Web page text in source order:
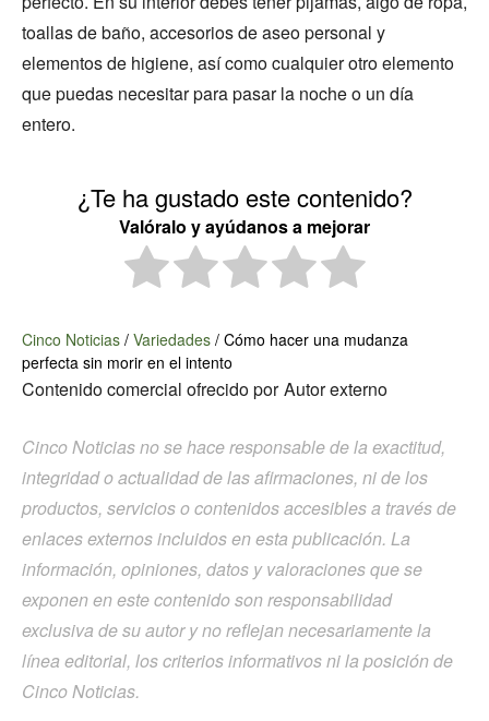
toallas de baño, accesorios de aseo personal y
elementos de higiene, así como cualquier otro elemento
que puedas necesitar para pasar la noche o un día
entero.
¿Te ha gustado este contenido?
Valóralo y ayúdanos a mejorar
Cinco Noticias / Variedades / Cómo hacer una mudanza
perfecta sin morir en el intento
Contenido comercial ofrecido por Autor externo
Cinco Noticias no se hace responsable de la exactitud,
integridad o actualidad de las afirmaciones, ni de los
productos, servicios o contenidos accesibles a través de
enlaces externos incluidos en esta publicación. La
información, opiniones, datos y valoraciones que se
exponen en este contenido son responsabilidad
exclusiva de su autor y no reflejan necesariamente la
línea editorial, los criterios informativos ni la posición de
Cinco Noticias.